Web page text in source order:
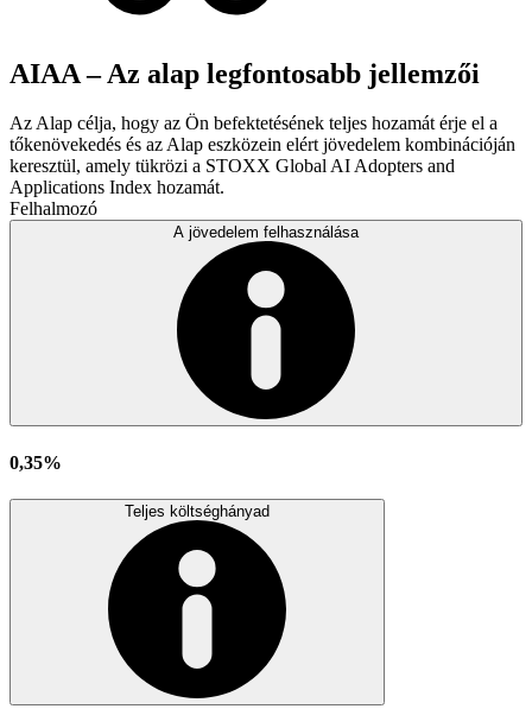
AIAA – Az alap legfontosabb jellemzői
Az Alap célja, hogy az Ön befektetésének teljes hozamát érje el a
tőkenövekedés és az Alap eszközein elért jövedelem kombinációján
keresztül, amely tükrözi a STOXX Global AI Adopters and
Applications Index hozamát.
Felhalmozó
A jövedelem felhasználása
0,35%
Teljes költséghányad